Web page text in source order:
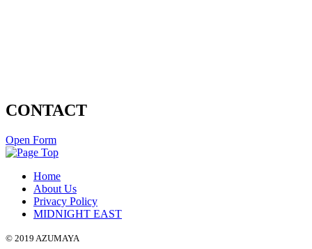
CONTACT
Open Form
Home
About Us
Privacy Policy
MIDNIGHT EAST
© 2019 AZUMAYA